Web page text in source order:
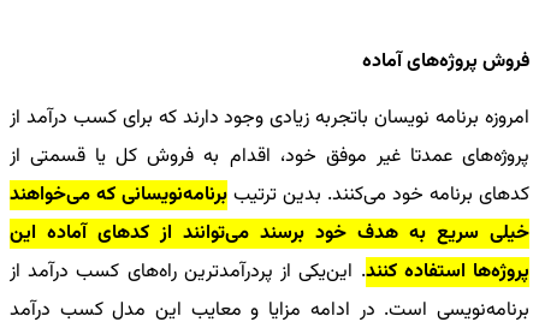
فروش پروژه‌های آماده
امروزه برنامه نویسان باتجربه زیادی وجود دارند که برای کسب درآمد از
پروژه‌های عمدتا غیر موفق خود، اقدام به فروش کل یا قسمتی از
کدهای برنامه خود می‌کنند. بدین ترتیب برنامه‌نویسانی که می‌خواهند
خیلی سریع به هدف خود برسند می‌توانند از کدهای آماده این
پروژه‌ها استفاده کنند. این‌یکی از پردرآمدترینراه‌های کسب درآمد از
برنامه‌نویسی است. در ادامه مزایا و معایب این مدل کسب درآمد